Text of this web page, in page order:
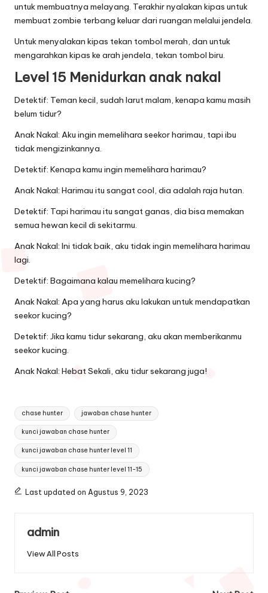
untuk membuatnya melayang. Terakhir nyalakan kipas untuk
membuat zombie terbang keluar dari ruangan melalui jendela.
Untuk menyalakan kipas tekan tombol merah, dan untuk
mengarahkan kipas ke arah jendela, tekan tombol biru.
Level 15 Menidurkan anak nakal
Detektif: Teman kecil, sudah larut malam, kenapa kamu masih
belum tidur?
Anak Nakal: Aku ingin memelihara seekor harimau, tapi ibu
tidak mengizinkannya.
Detektif: Kenapa kamu ingin memelihara harimau?
Anak Nakal: Harimau itu sangat cool, dia adalah raja hutan.
Detektif: Tapi harimau itu sangat ganas, dia bisa memakan
semua hewan kecil di sekitarmu.
Anak Nakal: Ini tidak baik, aku tidak ingin memelihara harimau
lagi.
Detektif: Bagaimana kalau memelihara kucing?
Anak Nakal: Apa yang harus aku lakukan untuk mendapatkan
seekor kucing?
Detektif: Jika kamu tidur sekarang, aku akan memberikanmu
seekor kucing.
Anak Nakal: Hebat Sekali, aku tidur sekarang juga!
Tags:
chase hunter jawaban chase hunter
kunci jawaban chase hunter
kunci jawaban chase hunter level 11
kunci jawaban chase hunter level 11-15
Last updated on Agustus 9, 2023
admin
View All Posts